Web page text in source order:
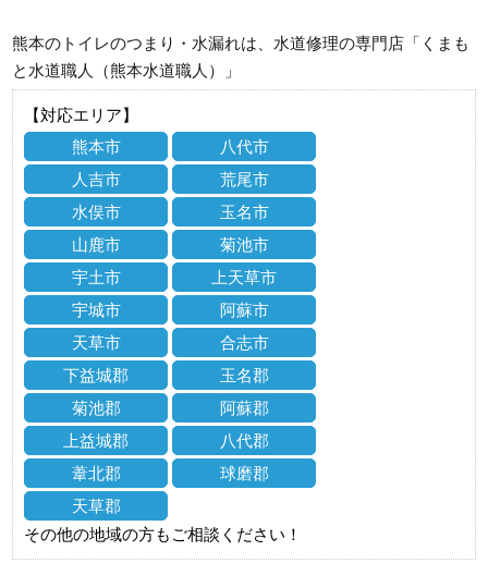
熊本のトイレのつまり・水漏れは、水道修理の専門店「くまも
と水道職人（熊本水道職人）」
【対応エリア】
熊本市
八代市
人吉市
荒尾市
水俣市
玉名市
山鹿市
菊池市
宇土市
上天草市
宇城市
阿蘇市
天草市
合志市
下益城郡
玉名郡
菊池郡
阿蘇郡
上益城郡
八代郡
葦北郡
球磨郡
天草郡
その他の地域の方もご相談ください！